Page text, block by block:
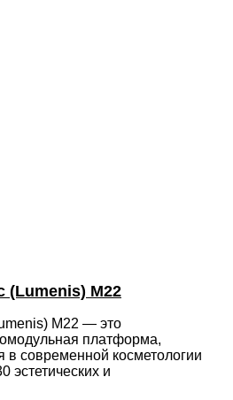
(Lumenis) M22
M22 — это
платформа,
современной косметологии
эстетических и